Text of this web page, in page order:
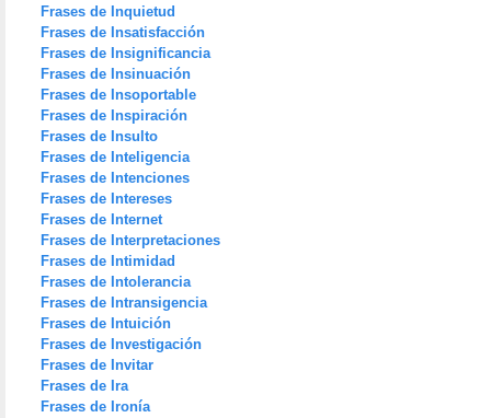
Frases de Inquietud
Frases de Insatisfacción
Frases de Insignificancia
Frases de Insinuación
Frases de Insoportable
Frases de Inspiración
Frases de Insulto
Frases de Inteligencia
Frases de Intenciones
Frases de Intereses
Frases de Internet
Frases de Interpretaciones
Frases de Intimidad
Frases de Intolerancia
Frases de Intransigencia
Frases de Intuición
Frases de Investigación
Frases de Invitar
Frases de Ira
Frases de Ironía